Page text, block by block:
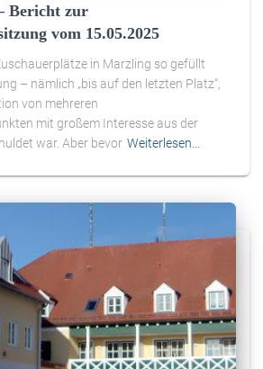
Bericht zur
vom 15.05.2025
in Marzling so gefüllt
– nämlich „bis auf den letzten Platz“,
von mehreren
mit großem Interesse aus der
war. Aber bevor Weiterlesen…